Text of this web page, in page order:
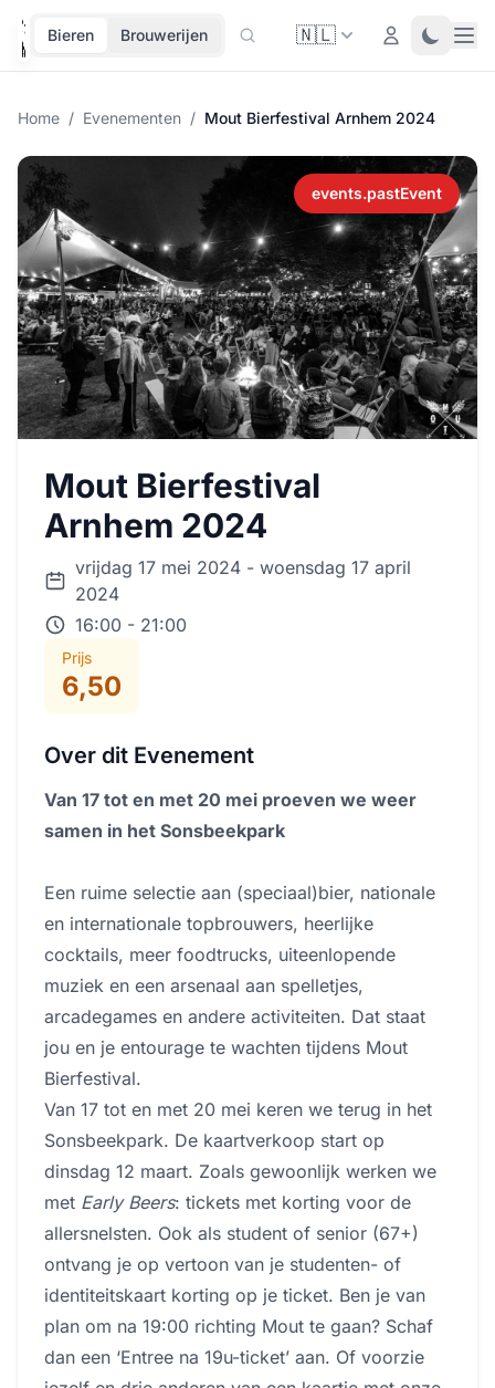
Bieren Brouwerijen 🇳🇱 Login Toggle
Home / Evenementen / Mout Bierfestival Arnhem 2024
events.pastEvent
Mout Bierfestival
Arnhem 2024
vrijdag 17 mei 2024 - woensdag 17 april
2024
16:00 - 21:00
Prijs
6,50
Over dit Evenement
Van 17 tot en met 20 mei proeven we weer
samen in het Sonsbeekpark
Een ruime selectie aan (speciaal)bier, nationale
en internationale topbrouwers, heerlijke
cocktails, meer foodtrucks, uiteenlopende
muziek en een arsenaal aan spelletjes,
arcadegames en andere activiteiten. Dat staat
jou en je entourage te wachten tijdens Mout
Bierfestival.
Van 17 tot en met 20 mei keren we terug in het
Sonsbeekpark. De kaartverkoop start op
dinsdag 12 maart. Zoals gewoonlijk werken we
met Early Beers: tickets met korting voor de
allersnelsten. Ook als student of senior (67+)
ontvang je op vertoon van je studenten- of
identiteitskaart korting op je ticket. Ben je van
plan om na 19:00 richting Mout te gaan? Schaf
dan een ‘Entree na 19u-ticket’ aan. Of voorzie